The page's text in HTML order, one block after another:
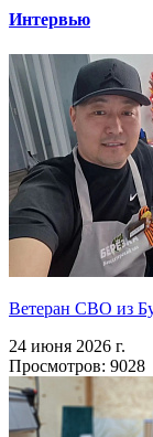
Интервью
Ветеран СВО из
24 июня 2026 г.
Просмотров: 9028